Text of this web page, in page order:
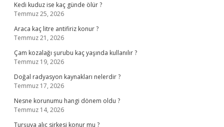
Kedi kuduz ise kaç günde ölür ?
Temmuz 25, 2026
Araca kaç litre antifiriz konur ?
Temmuz 21, 2026
Çam kozalağı şurubu kaç yaşında kullanılır ?
Temmuz 19, 2026
Doğal radyasyon kaynakları nelerdir ?
Temmuz 17, 2026
Nesne korunumu hangi dönem oldu ?
Temmuz 14, 2026
Turşuya alıç sirkesi konur mu ?